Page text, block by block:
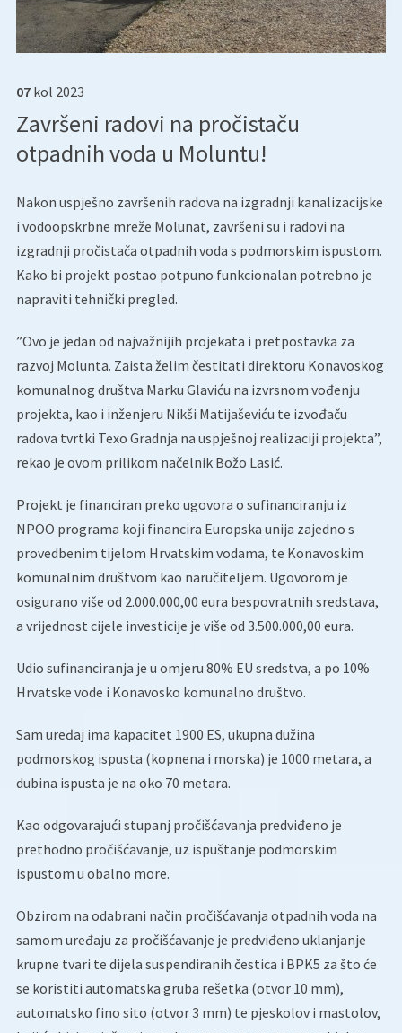
07 kol 2023
Završeni radovi na pročistaču
otpadnih voda u Moluntu!
Nakon uspješno završenih radova na izgradnji kanalizacijske
i vodoopskrbne mreže Molunat, završeni su i radovi na
izgradnji pročistača otpadnih voda s podmorskim ispustom.
Kako bi projekt postao potpuno funkcionalan potrebno je
napraviti tehnički pregled.
”Ovo je jedan od najvažnijih projekata i pretpostavka za
razvoj Molunta. Zaista želim čestitati direktoru Konavoskog
komunalnog društva Marku Glaviću na izvrsnom vođenju
projekta, kao i inženjeru Nikši Matijaševiću te izvođaču
radova tvrtki Texo Gradnja na uspješnoj realizaciji projekta”,
rekao je ovom prilikom načelnik Božo Lasić.
Projekt je financiran preko ugovora o sufinanciranju iz
NPOO programa koji financira Europska unija zajedno s
provedbenim tijelom Hrvatskim vodama, te Konavoskim
komunalnim društvom kao naručiteljem. Ugovorom je
osigurano više od 2.000.000,00 eura bespovratnih sredstava,
a vrijednost cijele investicije je više od 3.500.000,00 eura.
Udio sufinanciranja je u omjeru 80% EU sredstva, a po 10%
Hrvatske vode i Konavosko komunalno društvo.
Sam uređaj ima kapacitet 1900 ES, ukupna dužina
podmorskog ispusta (kopnena i morska) je 1000 metara, a
dubina ispusta je na oko 70 metara.
Kao odgovarajući stupanj pročišćavanja predviđeno je
prethodno pročišćavanje, uz ispuštanje podmorskim
ispustom u obalno more.
Obzirom na odabrani način pročišćavanja otpadnih voda na
samom uređaju za pročišćavanje je predviđeno uklanjanje
krupne tvari te dijela suspendiranih čestica i BPK5 za što će
se koristiti automatska gruba rešetka (otvor 10 mm),
automatsko fino sito (otvor 3 mm) te pjeskolov i mastolov,